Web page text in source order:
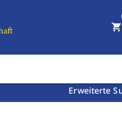
Erweiterte
shopping_cart